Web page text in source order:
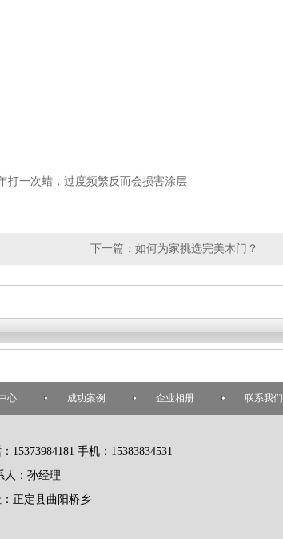
打一次蜡，过度频繁反而会损害涂层
下一篇： 如何为家挑选完美木门？
心 成功案例 企业相册 联系我们
15373984181 手机：15383834531
人：孙经理
正定县曲阳桥乡